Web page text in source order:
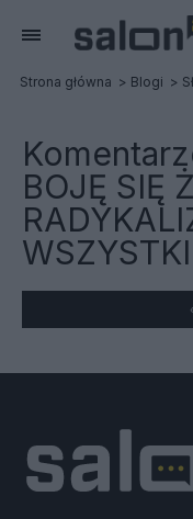
Strona główna Blogi
BOJĘ SIĘ